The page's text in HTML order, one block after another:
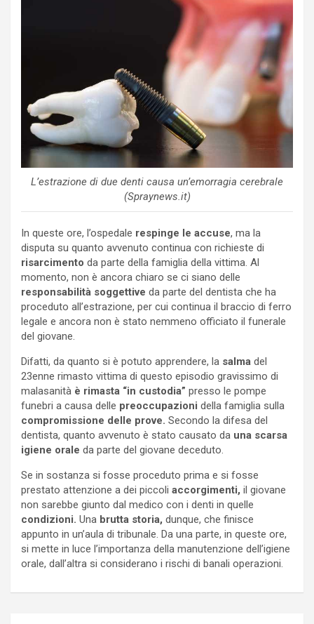
L’estrazione di due denti causa un’emorragia cerebrale
(Spraynews.it)
In queste ore, l’ospedale respinge le accuse, ma la
disputa su quanto avvenuto continua con richieste di
risarcimento da parte della famiglia della vittima. Al
momento, non è ancora chiaro se ci siano delle
responsabilità soggettive da parte del dentista che ha
proceduto all’estrazione, per cui continua il braccio di ferro
legale e ancora non è stato nemmeno officiato il funerale
del giovane.
Difatti, da quanto si è potuto apprendere, la salma del
23enne rimasto vittima di questo episodio gravissimo di
malasanità è rimasta “in custodia” presso le pompe
funebri a causa delle preoccupazioni della famiglia sulla
compromissione delle prove. Secondo la difesa del
dentista, quanto avvenuto è stato causato da una scarsa
igiene orale da parte del giovane deceduto.
Se in sostanza si fosse proceduto prima e si fosse
prestato attenzione a dei piccoli accorgimenti, il giovane
non sarebbe giunto dal medico con i denti in quelle
condizioni. Una brutta storia, dunque, che finisce
appunto in un’aula di tribunale. Da una parte, in queste ore,
si mette in luce l’importanza della manutenzione dell’igiene
orale, dall’altra si considerano i rischi di banali operazioni.